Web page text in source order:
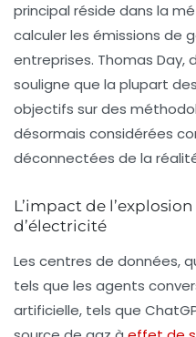
principal réside dans la
calculer les émissions de
entreprises. Thomas Day,
souligne que la plupart
objectifs sur des
désormais considérées
déconnectées de la
L’impact de
d’électricité
Les centres de données,
tels que les agents
artificielle, tels que